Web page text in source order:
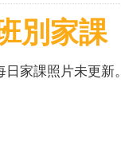
別家課
日家課照片未更新。